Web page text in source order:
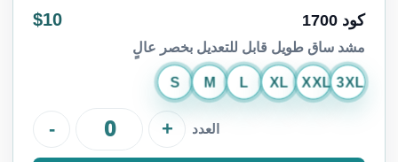
كود 1700 $10
مشد ساق طويل قابل للتعديل بخصر عالٍ
S M L XL XXL 3XL
العدد - +